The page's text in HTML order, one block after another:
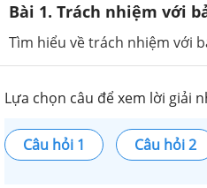
Bài 1. Trách nhiệm với
Tìm hiểu về trách nhiệm với
Lựa chọn câu để xem lời giải
Câu hỏi 1 Câu hỏi 2